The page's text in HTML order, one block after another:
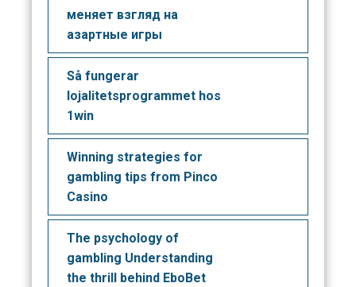
меняет взгляд на
азартные игры
Så fungerar
lojalitetsprogrammet hos
1win
Winning strategies for
gambling tips from Pinco
Casino
The psychology of
gambling Understanding
the thrill behind EboBet